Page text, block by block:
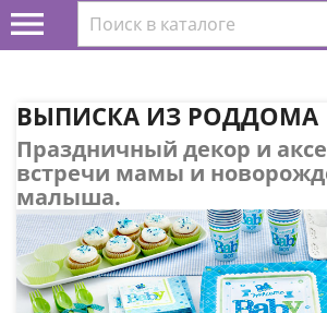

ВЫПИСКА ИЗ РОДДОМА
Праздничный декор и
встречи мамы и
малыша.